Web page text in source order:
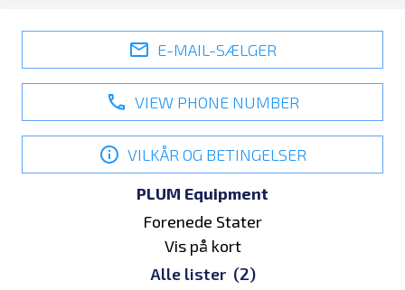
E-MAIL-SÆLGER
VIEW PHONE NUMBER
VILKÅR OG BETINGELSER
PLUM Equipment
Forenede Stater
Vis på kort
Alle lister (2)